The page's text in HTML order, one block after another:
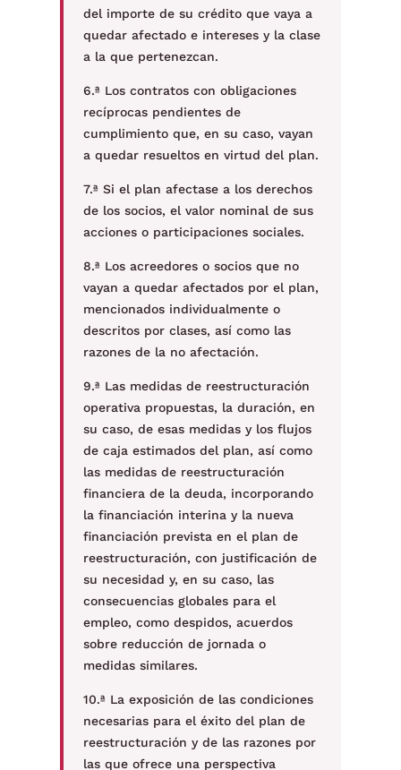
del importe de su crédito que vaya a
quedar afectado e intereses y la clase
a la que pertenezcan.
6.ª Los contratos con obligaciones
recíprocas pendientes de
cumplimiento que, en su caso, vayan
a quedar resueltos en virtud del plan.
7.ª Si el plan afectase a los derechos
de los socios, el valor nominal de sus
acciones o participaciones sociales.
8.ª Los acreedores o socios que no
vayan a quedar afectados por el plan,
mencionados individualmente o
descritos por clases, así como las
razones de la no afectación.
9.ª Las medidas de reestructuración
operativa propuestas, la duración, en
su caso, de esas medidas y los flujos
de caja estimados del plan, así como
las medidas de reestructuración
financiera de la deuda, incorporando
la financiación interina y la nueva
financiación prevista en el plan de
reestructuración, con justificación de
su necesidad y, en su caso, las
consecuencias globales para el
empleo, como despidos, acuerdos
sobre reducción de jornada o
medidas similares.
10.ª La exposición de las condiciones
necesarias para el éxito del plan de
reestructuración y de las razones por
las que ofrece una perspectiva